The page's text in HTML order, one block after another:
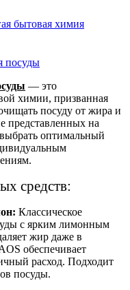
бытовая химия
посуды
— это
химии, призванная
посуду от жира и
представленных на
оптимальный
средств:
Классическое
с ярким лимонным
жир даже в
обеспечивает
расход. Подходит
посуды.